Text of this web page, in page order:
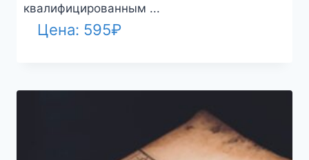
квалифицированным ...
Цена: 595₽